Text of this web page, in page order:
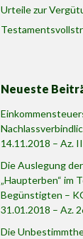
Urteile zur
Neueste
14.11.2018 – Az.
Die Auslegung
„Haupterben“ im
Begünstigten –
31.01.2018 – Az.
Die